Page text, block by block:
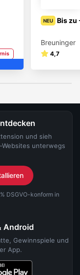
NEU Bis zu
Breuninger
4,7
und sieh
unterwegs
DSGVO-konform in
Android
Gewinnspiele und
App.